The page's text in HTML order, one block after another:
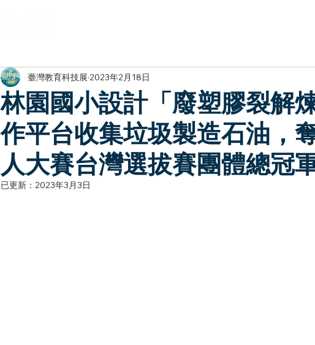
林園國小設計「廢塑膠裂解
作平台收集垃圾製造石油，
人大賽台灣選拔賽團體總冠
臺灣教育科技展 2023年2月18日
已更新： 2023年3月3日